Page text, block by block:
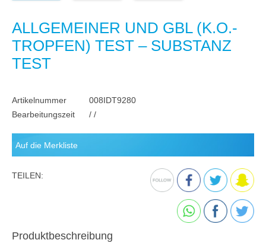
ALLGEMEINER UND GBL (K.O.-
TROPFEN) TEST – SUBSTANZ
TEST
Artikelnummer
008IDT9280
Bearbeitungszeit
/ /
TEILEN:
Produktbeschreibung